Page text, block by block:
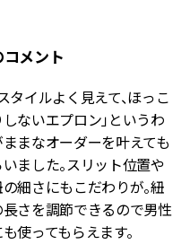
メント
タイルよく見えて、ほっこ
しないエプロン」というわ
まなオーダーを叶えても
いました。スリット位置や
細さにもこだわりが。紐
長さを調節できるので男性
も使ってもらえます。